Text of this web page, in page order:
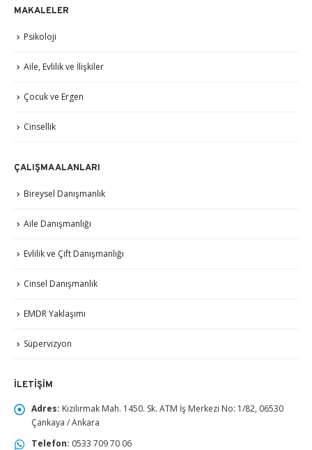
MAKALELER
Psikoloji
Aile, Evlilik ve İlişkiler
Çocuk ve Ergen
Cinsellik
ÇALIŞMA ALANLARI
Bireysel Danışmanlık
Aile Danışmanlığı
Evlilik ve Çift Danışmanlığı
Cinsel Danışmanlık
EMDR Yaklaşımı
Süpervizyon
İLETIŞIM
Adres: Kızılırmak Mah. 1450. Sk. ATM İş Merkezi No: 1/82, 06530
Çankaya / Ankara
Telefon: 0533 709 70 06